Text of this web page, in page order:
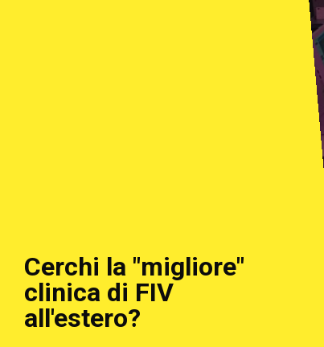
Il
Attualmente, l’89% dei
per iniziare il
70% delle donne ha
Cerchi la "migliore"
clinica di FIV
all'estero?